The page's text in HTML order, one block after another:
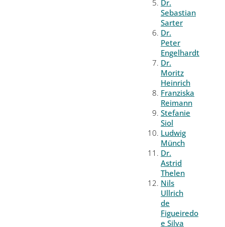
Dr.
Sebastian
Sarter
Dr.
Peter
Engelhardt
Dr.
Moritz
Heinrich
Franziska
Reimann
Stefanie
Siol
Ludwig
Münch
Dr.
Astrid
Thelen
Nils
Ullrich
de
Figueiredo
e Silva